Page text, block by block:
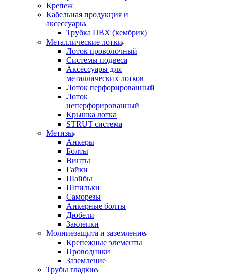
Крепеж
Кабельная продукция и
аксессуары
Трубка ПВХ (кембрик)
Металлические лотки
Лоток проволочный
Системы подвеса
Аксессуары для
металлических лотков
Лоток перфорированный
Лоток
неперфорированный
Крышка лотка
STRUT система
Метизы
Анкеры
Болты
Винты
Гайки
Шайбы
Шпильки
Саморезы
Анкерные болты
Дюбели
Заклепки
Молниезащита и заземление
Крепежные элементы
Проводники
Заземление
Трубы гладкие